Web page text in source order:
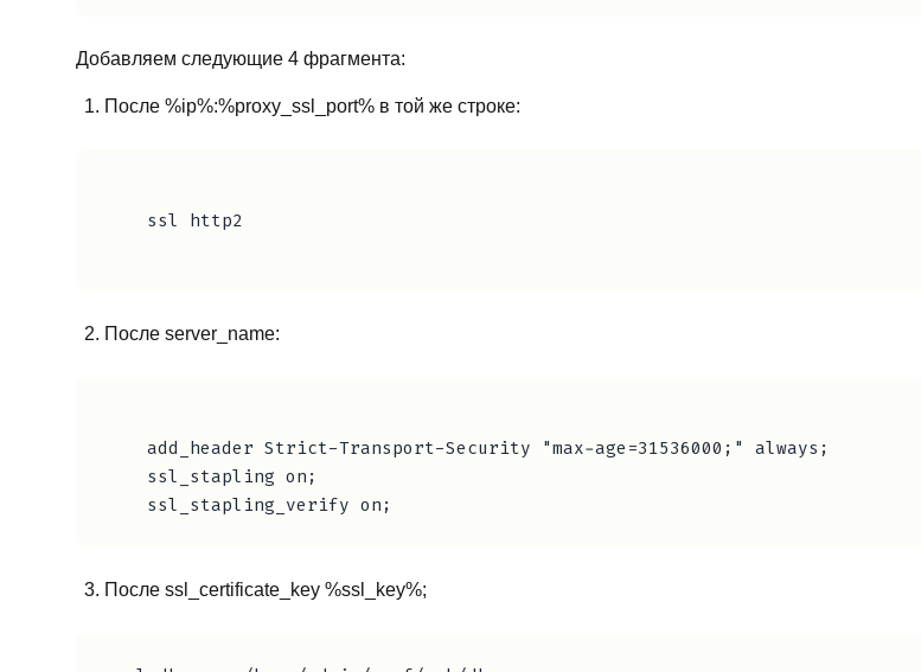
Добавляем следующие 4 фрагмента:
После %ip%:%proxy_ssl_port% в той же строке:
    ssl http2
После server_name:
    add_header Strict-Transport-Security "max-age=31536000;" always;
    ssl_stapling on;
После ssl_certificate_key %ssl_key%;